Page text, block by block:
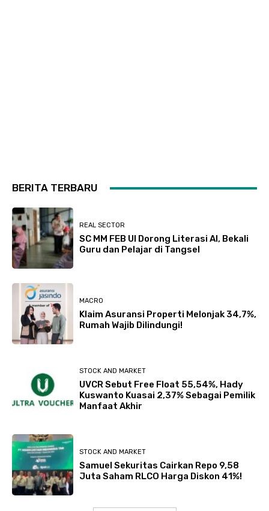
BERITA TERBARU
REAL SECTOR
SC MM FEB UI Dorong Literasi AI, Bekali
Guru dan Pelajar di Tangsel
MACRO
Klaim Asuransi Properti Melonjak 34,7%,
Rumah Wajib Dilindungi!
STOCK AND MARKET
UVCR Sebut Free Float 55,54%, Hady
Kuswanto Kuasai 2,37% Sebagai Pemilik
Manfaat Akhir
STOCK AND MARKET
Samuel Sekuritas Cairkan Repo 9,58
Juta Saham RLCO Harga Diskon 41%!